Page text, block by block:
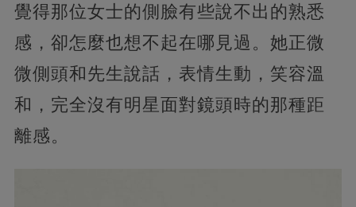
覺得那位女士的側臉有些說不出的熟悉
感，卻怎麼也想不起在哪見過。她正微
微側頭和先生說話，表情生動，笑容溫
和，完全沒有明星面對鏡頭時的那種距
離感。